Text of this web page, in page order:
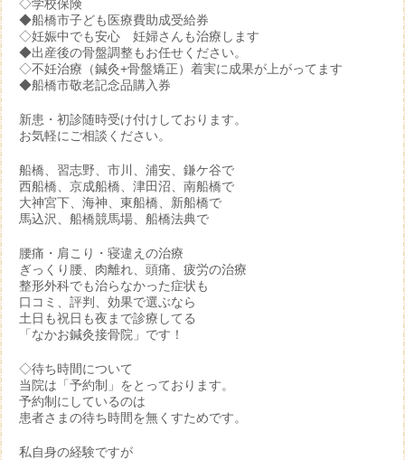
◇学校保険
◆船橋市子ども医療費助成受給券
◇妊娠中でも安心 妊婦さんも治療します
◆出産後の骨盤調整もお任せください。
◇不妊治療（鍼灸+骨盤矯正）着実に成果が上がってます
◆船橋市敬老記念品購入券
新患・初診随時受け付けしております。
お気軽にご相談ください。
船橋、習志野、市川、浦安、鎌ケ谷で
西船橋、京成船橋、津田沼、南船橋で
大神宮下、海神、東船橋、新船橋で
馬込沢、船橋競馬場、船橋法典で
腰痛・肩こり・寝違えの治療
ぎっくり腰、肉離れ、頭痛、疲労の治療
整形外科でも治らなかった症状も
口コミ、評判、効果で選ぶなら
土日も祝日も夜まで診療してる
「なかお鍼灸接骨院」です！
◇待ち時間について
当院は「予約制」をとっております。
予約制にしているのは
患者さまの待ち時間を無くすためです。
私自身の経験ですが